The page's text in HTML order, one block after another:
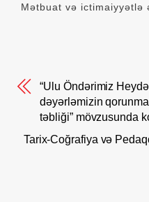
Mətbuat və ictimaiyyətlə
“Ulu Öndərimiz
dəyərləmizin
təbliği” mövzusunda
Tarix-Coğrafiya və